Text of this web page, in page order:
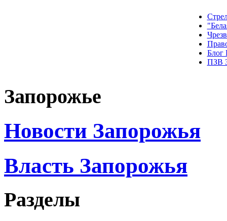
Блог
ПЗВ
Запорожье
Новости Запорожья
Власть Запорожья
Разделы